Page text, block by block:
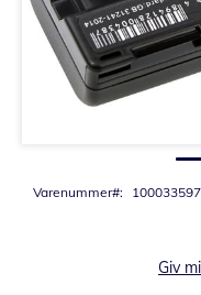
Varenummer 100033597
Giv